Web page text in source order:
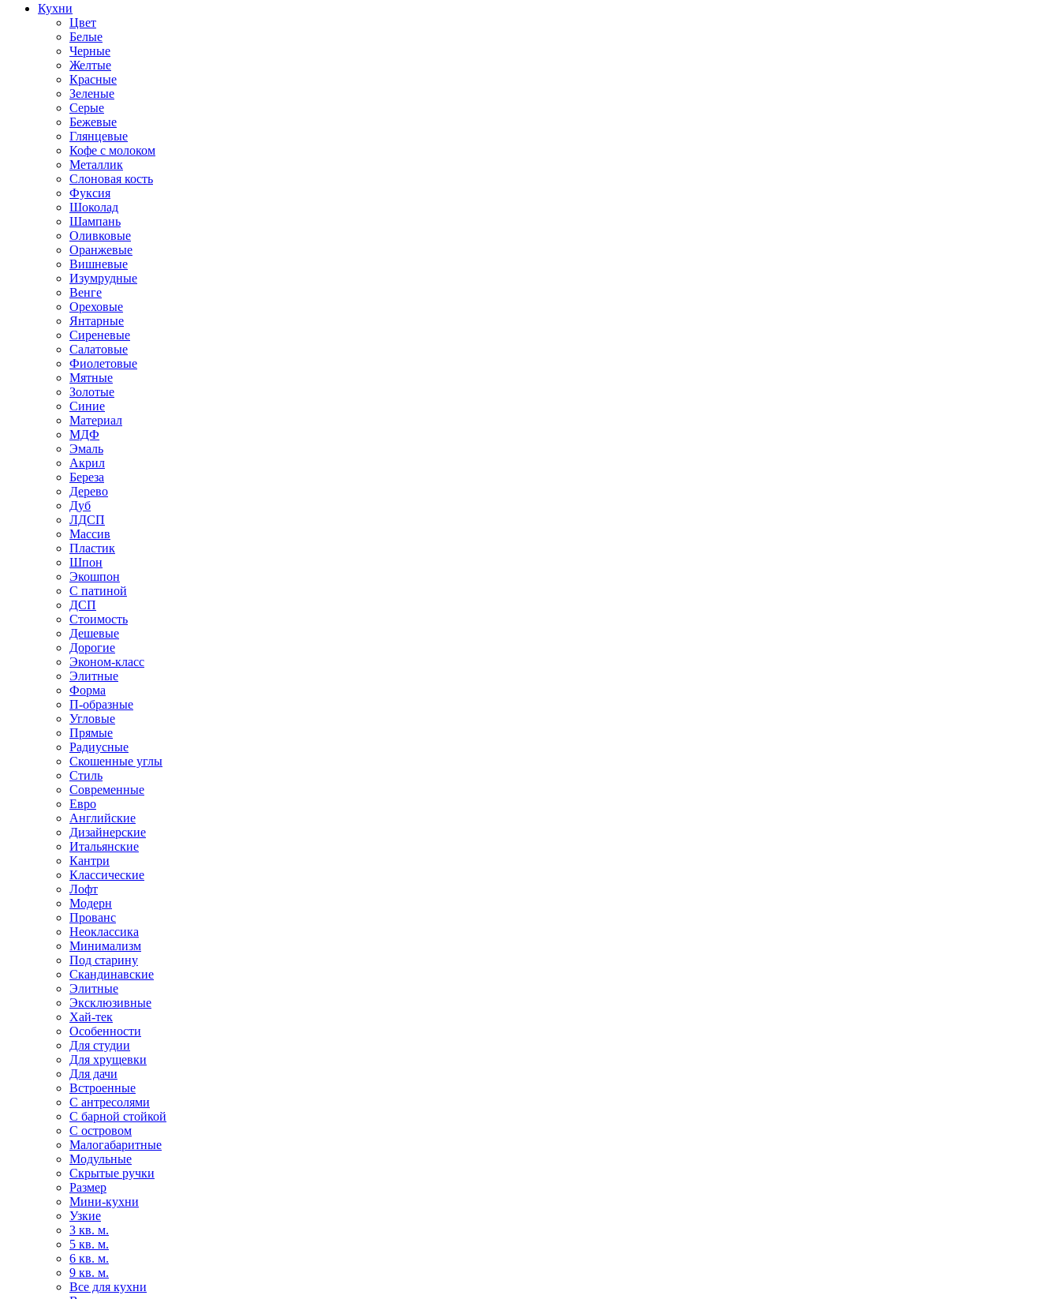
Кухни
Цвет
Белые
Черные
Желтые
Красные
Зеленые
Серые
Бежевые
Глянцевые
Кофе с молоком
Металлик
Слоновая кость
Фуксия
Шоколад
Шампань
Оливковые
Оранжевые
Вишневые
Изумрудные
Венге
Ореховые
Янтарные
Сиреневые
Салатовые
Фиолетовые
Мятные
Золотые
Синие
Материал
МДФ
Эмаль
Акрил
Береза
Дерево
Дуб
ЛДСП
Массив
Пластик
Шпон
Экошпон
С патиной
ДСП
Стоимость
Дешевые
Дорогие
Эконом-класс
Элитные
Форма
П-образные
Угловые
Прямые
Радиусные
Скошенные углы
Стиль
Современные
Евро
Английские
Дизайнерские
Итальянские
Кантри
Классические
Лофт
Модерн
Прованс
Неоклассика
Минимализм
Под старину
Скандинавские
Элитные
Эксклюзивные
Хай-тек
Особенности
Для студии
Для хрущевки
Для дачи
Встроенные
С антресолями
С барной стойкой
С островом
Малогабаритные
Модульные
Скрытые ручки
Размер
Мини-кухни
Узкие
3 кв. м.
5 кв. м.
6 кв. м.
9 кв. м.
Все для кухни